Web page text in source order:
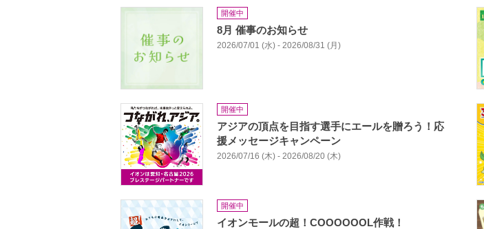
開催中
8月 催事のお知らせ
2026/07/01 (水) - 2026/08/31 (月)
開催中
アジアの頂点を目指す選手にエールを贈ろう！応
援メッセージキャンペーン
2026/07/16 (木) - 2026/08/20 (木)
開催中
イオンモールの超！COOOOOOL作戦！